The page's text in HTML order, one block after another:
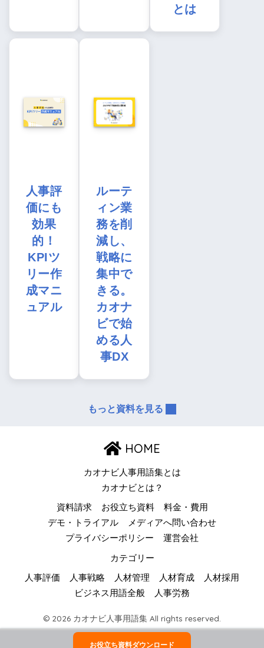
とは
人事評
価にも
効果
的！
KPIツ
リー作
成マニ
ュアル
ルーテ
ィン業
務を削
減し、
戦略に
集中で
きる。
カオナ
ビで始
める人
事DX
もっと資料を見る
HOME
カオナビ人事用語集とは
カオナビとは？
資料請求 お役立ち資料
料金・費用
デモ・トライアル
メディアへ問い合わせ
プライバシーポリシー
運営会社
カテゴリー
人事評価 人事戦略 人材管理 人材育成
人材採用
ビジネス用語全般
人事労務
© 2026 カオナビ人事用語集 All rights reserved.
お役立ち資料ダウンロード